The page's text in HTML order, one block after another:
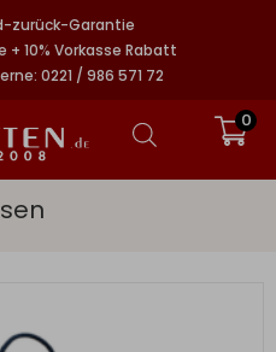
zurück-Garantie
10% Vorkasse Rabatt
0221 / 986 571 72
0